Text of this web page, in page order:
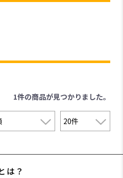
1件の商品が見つかりました。
は？